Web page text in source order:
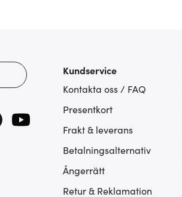
Kundservice
Kontakta oss / FAQ
Presentkort
Frakt & leverans
Betalningsalternativ
Ångerrätt
Retur & Reklamation